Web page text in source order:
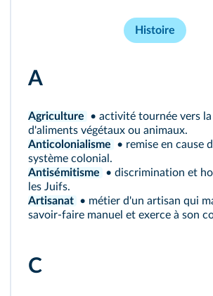
Histoire
A
Agriculture
• activité tournée vers
d'aliments végétaux ou animaux.
Anticolonialisme
• remise en cause
système colonial.
Antisémitisme
• discrimination et
les Juifs.
Artisanat • métier d'un artisan qui
savoir-faire manuel et exerce à son
C